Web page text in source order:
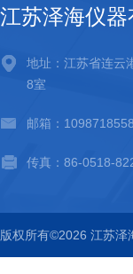
江苏泽海仪器
地址：江苏省连云
8室
邮箱：
传真：86-0518-
版权所有©2026 江苏